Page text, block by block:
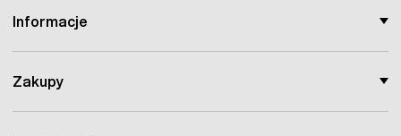
Informacje
Zakupy